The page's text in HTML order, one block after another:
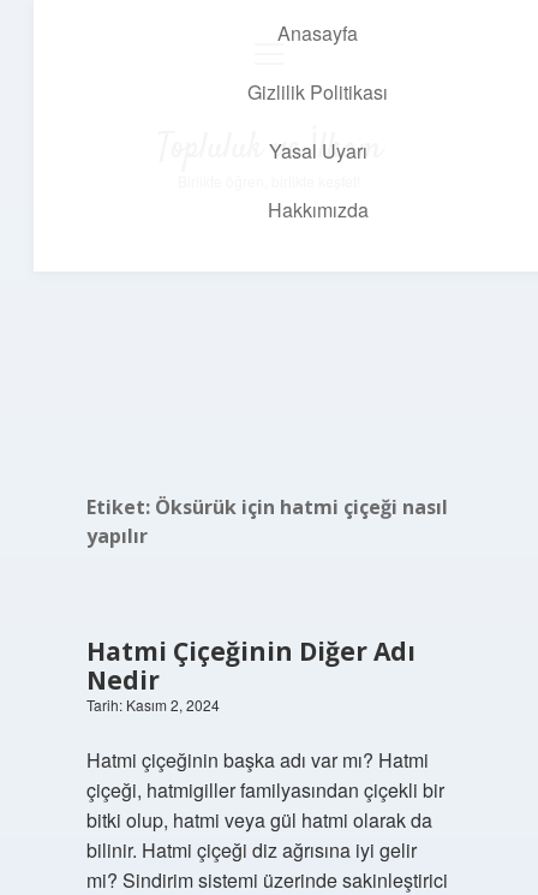
Anasayfa
Gizlilik Politikası
Yasal Uyarı
Hakkımızda
Topluluk ve İlham
Etiket: Öksürük için hatmi çiçeği nasıl
yapılır
Hatmi Çiçeğinin Diğer Adı
Nedir
Tarih: Kasım 2, 2024
Hatmi çiçeğinin başka adı var mı? Hatmi
çiçeği, hatmigiller familyasından çiçekli bir
bitki olup, hatmi veya gül hatmi olarak da
bilinir. Hatmi çiçeği diz ağrısına iyi gelir
mi? Sindirim sistemi üzerinde sakinleştirici